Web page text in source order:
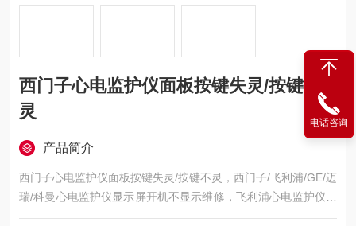
西门子心电监护仪面板按键失灵/按键不
灵
产品简介
西门子心电监护仪面板按键失灵/按键不灵，西门子/飞利浦/GE/迈
瑞/科曼心电监护仪显示屏开机不显示维修，飞利浦心电监护仪开
机屏幕黑屏不亮维修，飞利浦心电监护仪开机屏幕显示白屏/花屏
电话咨询